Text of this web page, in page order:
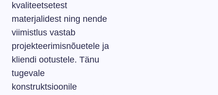
kvaliteetsetest
materjalidest ning nende
viimistlus vastab
projekteerimisnõuetele ja
kliendi ootustele. Tänu
tugevale
konstruktsioonile